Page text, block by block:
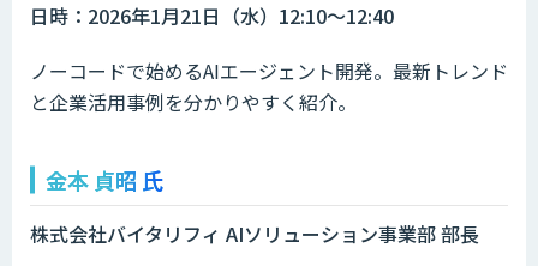
日時：2026年1月21日（水）12:10～12:40
ノーコードで始めるAIエージェント開発。最新トレンド
と企業活用事例を分かりやすく紹介。
金本 貞昭 氏
株式会社バイタリフィ AIソリューション事業部 部長